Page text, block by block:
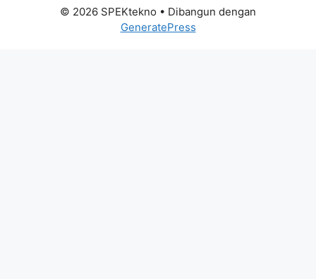
© 2026 SPEKtekno • Dibangun dengan
GeneratePress